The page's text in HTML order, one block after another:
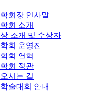
학회장 인사말
학회 소개
상 소개 및 수상자
학회 운영진
학회 연혁
학회 정관
오시는 길
학술대회 안내